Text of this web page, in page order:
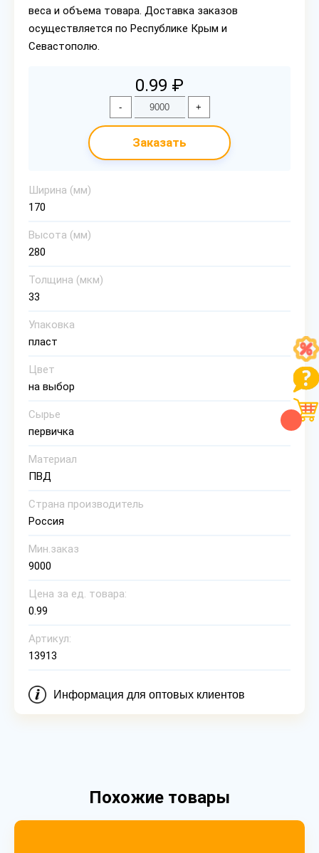
веса и объема товара. Доставка заказов
осуществляется по Республике Крым и
Севастополю.
0.99 ₽
- +
Заказать
Ширина (мм)
170
Высота (мм)
280
Толщина (мкм)
33
Упаковка
пласт
Цвет
на выбор
Сырье
первичка
Материал
ПВД
Страна производитель
Россия
Мин.заказ
9000
Цена за ед. товара:
0.99
Артикул:
13913
Информация для оптовых клиентов
Похожие товары